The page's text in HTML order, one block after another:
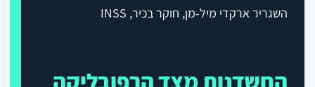
השגריר ארקדי מיל-מן, חוקר בכיר, INSS